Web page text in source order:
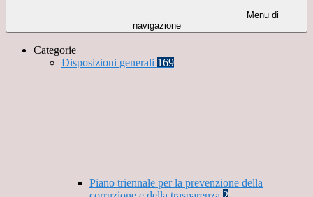
Menu di
navigazione
Categorie
Disposizioni generali 169
Piano triennale per la prevenzione della